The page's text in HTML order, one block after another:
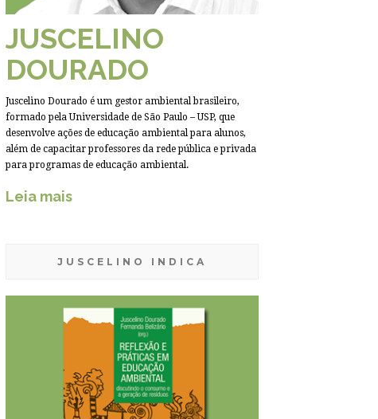
JUSCELINO
DOURADO
Juscelino Dourado é um gestor ambiental brasileiro,
formado pela Universidade de São Paulo – USP, que
desenvolve ações de educação ambiental para alunos,
além de capacitar professores da rede pública e privada
para programas de educação ambiental.
Leia mais
JUSCELINO INDICA